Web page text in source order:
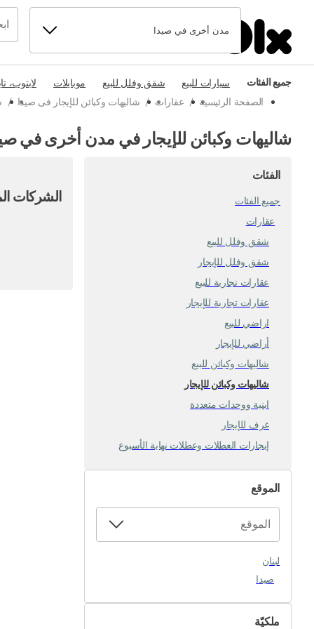
مدن أخرى في صيدا
جميع الفئات سيارات للبيع شقق وفلل للبيع موبايلات لابتوب،
الصفحة الرئيسية / عقارات / شاليهات وكبائن للإيجار فى صيدا /
شاليهات وكبائن للإيجار في مدن أخرى في
الفئات
جميع الفئات
عقارات
شقق وفلل للبيع
شقق وفلل للإيجار
عقارات تجارية للبيع
عقارات تجارية للإيجار
اراضي للبيع
أراضي للإيجار
شاليهات وكبائن للبيع
شاليهات وكبائن للإيجار
ابنية ووحدات متعددة
غرف للإيجار
إيجارات العطلات وعطلات نهاية الأسبوع
الموقع
لبنان
صيدا
ملكيّة
الشركات